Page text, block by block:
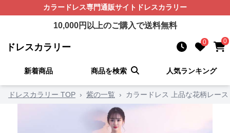
カラードレス専門通販サイト ドレスカラリー
10,000円以上のご購入で送料無料
ドレスカラリー 0 0
新着商品 商品を検索 人気ランキング
ドレスカラリー TOP › 紫の一覧 › カラードレス 上品な花柄レー